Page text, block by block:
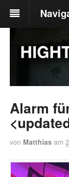
Alarm
von Matthias am